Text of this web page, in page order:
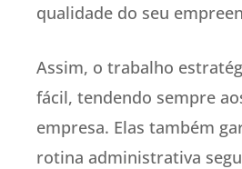
qualidade do seu
Assim, o trabalho
fácil, tendendo sempre
empresa. Elas também
rotina administrativa